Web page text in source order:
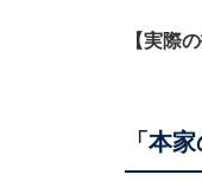
【実際
「本